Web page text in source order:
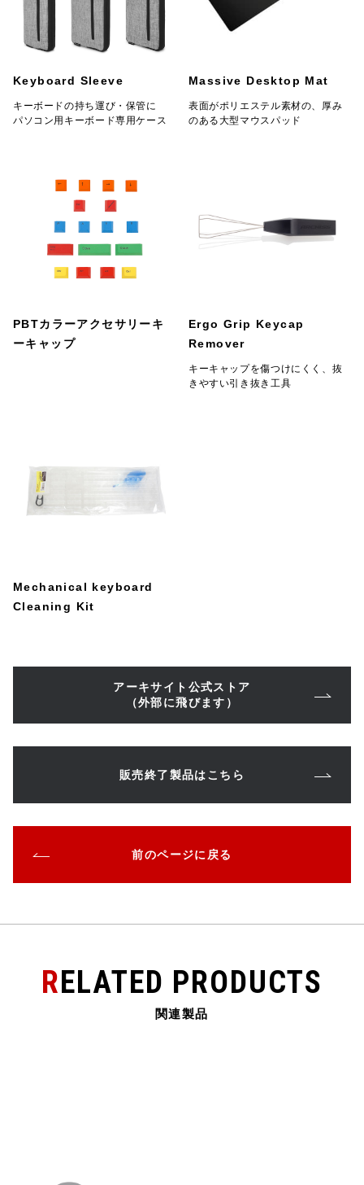
Keyboard Sleeve
キーボードの持ち運び・保管に
パソコン用キーボード専用ケース
Massive Desktop Mat
表面がポリエステル素材の、厚み
のある大型マウスパッド
PBTカラーアクセサリーキ
ーキャップ
Ergo Grip Keycap
Remover
キーキャップを傷つけにくく、抜
きやすい引き抜き工具
Mechanical keyboard
Cleaning Kit
アーキサイト公式ストア
（外部に飛びます）
販売終了製品はこちら
前のページに戻る
RELATED PRODUCTS
関連製品